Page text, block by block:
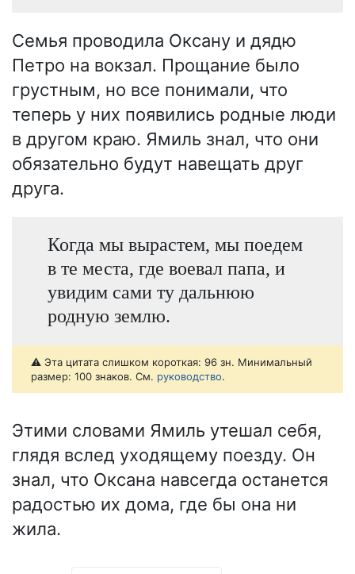
Семья проводила Оксану и дядю
Петро на вокзал. Прощание было
грустным, но все понимали, что
теперь у них появились родные люди
в другом краю. Ямиль знал, что они
обязательно будут навещать друг
друга.
Когда мы вырастем, мы поедем
в те места, где воевал папа, и
увидим сами ту дальнюю
родную землю.
⚠️ Эта цитата слишком короткая: 96 зн. Минимальный
размер: 100 знаков. См. руководство.
Этими словами Ямиль утешал себя,
глядя вслед уходящему поезду. Он
знал, что Оксана навсегда останется
радостью их дома, где бы она ни
жила.